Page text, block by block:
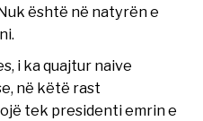
është në natyrën e
i ka quajtur naive
në këtë rast
tek presidenti emrin e